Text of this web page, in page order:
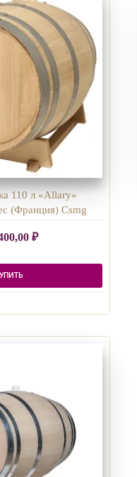
110 л «Allary»
(Франция) Csmg
₽